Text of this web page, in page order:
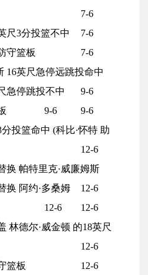
7-6
尺3分投篮不中
7-6
守篮板
7-6
16英尺急停远跳投命中
9-6
急停跳投不中
9-6
9-6
投篮命中 (科比·怀特 助
12-6
换 帕特里克·威廉姆斯
12-6
换 阿约·多桑姆
12-6
12-6
林德尔·威金顿 的18英尺
12-6
篮板
12-6